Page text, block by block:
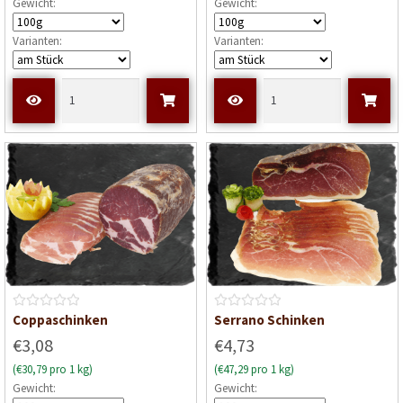
t
e
t
m
i
v
o
n
5
Varianten:
t
e
t
m
i
v
o
n
5
Varianten:
B
w
e
r
Coppaschinken
€3,08
(€30,79 pro 1 kg)
Gewicht:
B
w
e
r
Serrano Schinken
€4,73
(€47,29 pro 1 kg)
Gewicht: